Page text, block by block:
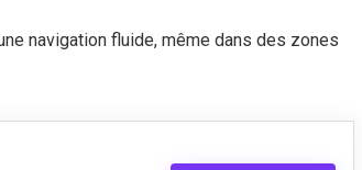
navigation fluide, même dans des zones